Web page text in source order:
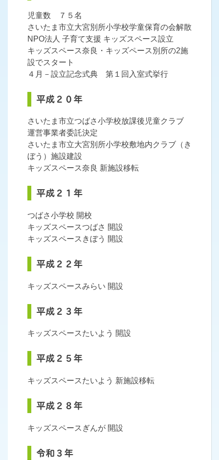
児童数 ７５名
さいたま市立大宮別所小学校学童保育の会解散
NPO法人 子育て支援 キッズスペース設立
キッズスペース奈良・キッズペース別所の2施
設でスタート
４月－設立記念式典 第１回入室式挙行
平成２０年
さいたま市立つばさ小学校放課後児童クラブ
運営事業者委託決定
さいたま市立大宮別所小学校敷地内クラブ（き
ぼう）施設建設
キッズスペース奈良 新施設移転
平成２１年
つばさ小学校 開校
キッズスペースつばさ 開設
キッズスペースきぼう 開設
平成２２年
キッズスペースみらい 開設
平成２３年
キッズスペースたいよう 開設
平成２５年
キッズスペースたいよう 新施設移転
平成２８年
キッズスペースぎんが 開設
令和３年